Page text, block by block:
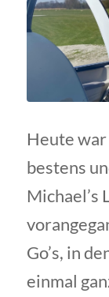
Heute
bestens
Michael’s
Go’s, in
einmal